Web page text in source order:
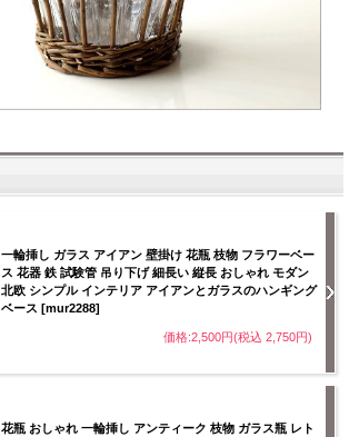
一輪挿し ガラス アイアン 壁掛け 花瓶 枝物 フラワーベー
ス 花器 鉄 試験管 吊り下げ 細長い 縦長 おしゃれ モダン
北欧 シンプル インテリア アイアンとガラスのハンギング
ベース [mur2288]
価格:2,500円(税込 2,750円)
花瓶 おしゃれ 一輪挿し アンティーク 枝物 ガラス瓶 レト